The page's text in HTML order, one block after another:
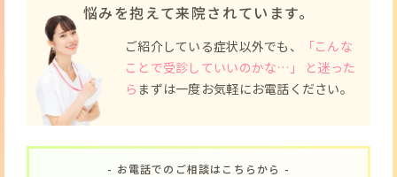
悩みを抱えて来院されています。
ご紹介している症状以外でも、
「こんな
ことで受診していいのかな…」 と迷った
ら まずは一度お気軽にお電話ください。
- お電話でのご相談はこちらから -